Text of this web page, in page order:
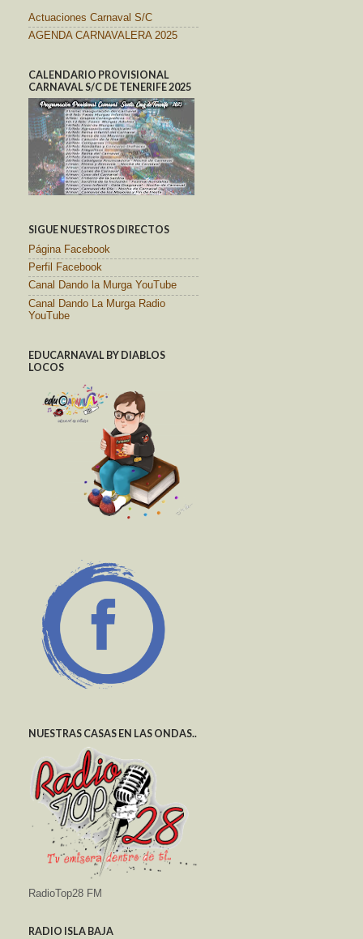
Actuaciones Carnaval S/C
AGENDA CARNAVALERA 2025
CALENDARIO PROVISIONAL
CARNAVAL S/C DE TENERIFE 2025
SIGUE NUESTROS DIRECTOS
Página Facebook
Perfil Facebook
Canal Dando la Murga YouTube
Canal Dando La Murga Radio
YouTube
EDUCARNAVAL BY DIABLOS
LOCOS
NUESTRAS CASAS EN LAS ONDAS..
RadioTop28 FM
RADIO ISLA BAJA